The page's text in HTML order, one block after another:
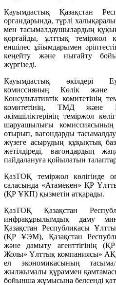
Қауымдастық Қазақстан
органдарында, түрлі
мен тасымалдаушылардың
қорғайды, ұлттық теміржол
еншілес ұйымдарымен
кеңейту және нығайту
жүргізеді.
Қауымдастық өкілдері
комиссияның Көлік және
Консультативтік комитетінің
комитетінің, ТМД және
әкімшіліктерінің теміржол
шаруашылығы
отырып, вагондарды
жүзеге асырудың құқықтық
жетілдіреді, вагондардың
пайдалануға қойылатын
ҚазТОҚ теміржол көлігінде
саласында «Атамекен» ҚР
(ҚР ҰКП) қызметін атқарады.
ҚазТОҚ Қазақстан
инфрақұрылымдық даму
Қазақстан Республикасы
(ҚР ҰЭМ), Қазақстан
және дамыту агенттігінің
Жолы» Ұлттық компаниясы» АҚ-
ел экономикасының
жылжымалы құраммен
бойынша жұмысына белсенді